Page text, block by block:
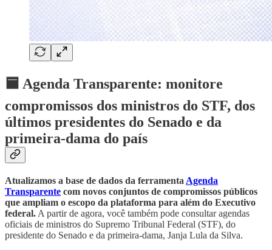
🟦 Agenda Transparente: monitore
compromissos dos ministros do STF, dos
últimos presidentes do Senado e da
primeira-dama do país
Atualizamos a base de dados da ferramenta Agenda
Transparente com novos conjuntos de compromissos públicos
que ampliam o escopo da plataforma para além do Executivo
federal. A partir de agora, você também pode consultar agendas
oficiais de ministros do Supremo Tribunal Federal (STF), do
presidente do Senado e da primeira-dama, Janja Lula da Silva.